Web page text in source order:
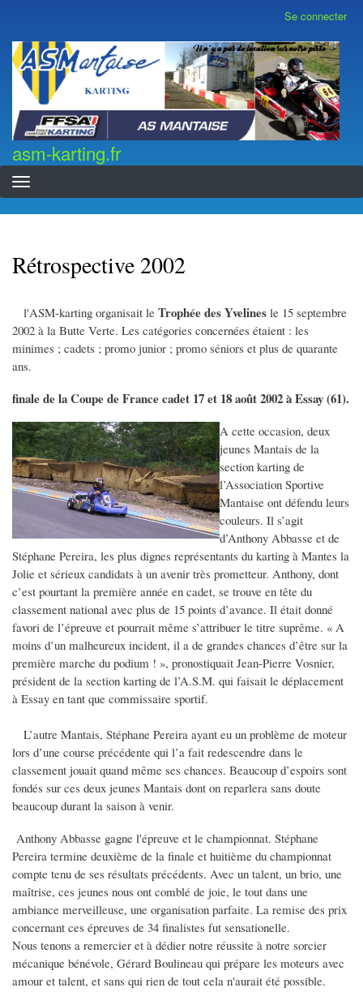
contenu
principal
compte
de
l'utilisateur
Se connecter
asm-karting.fr
asm-karting.fr
Rétrospective 2002
l'ASM-karting organisait le Trophée des Yvelines le 15 septembre
2002 à la Butte Verte. Les catégories concernées étaient : les
minimes ; cadets ; promo junior ; promo séniors et plus de quarante
ans.
finale de la Coupe de France cadet 17 et 18 août 2002 à Essay (61).
A cette occasion, deux
jeunes Mantais de la
section karting de
l’Association Sportive
Mantaise ont défendu leurs
couleurs. Il s’agit
d’Anthony Abbasse et de
Stéphane Pereira, les plus dignes représentants du karting à Mantes la
Jolie et sérieux candidats à un avenir très prometteur. Anthony, dont
c’est pourtant la première année en cadet, se trouve en tête du
classement national avec plus de 15 points d’avance. Il était donné
favori de l’épreuve et pourrait même s’attribuer le titre suprême. « A
moins d’un malheureux incident, il a de grandes chances d’être sur la
première marche du podium ! », pronostiquait Jean-Pierre Vosnier,
président de la section karting de l’A.S.M. qui faisait le déplacement
à Essay en tant que commissaire sportif.
L’autre Mantais, Stéphane Pereira ayant eu un problème de moteur
lors d’une course précédente qui l’a fait redescendre dans le
classement jouait quand même ses chances. Beaucoup d’espoirs sont
fondés sur ces deux jeunes Mantais dont on reparlera sans doute
beaucoup durant la saison à venir.
Anthony Abbasse gagne l'épreuve et le championnat. Stéphane
Pereira termine deuxième de la finale et huitième du championnat
compte tenu de ses résultats précédents. Avec un talent, un brio, une
maîtrise, ces jeunes nous ont comblé de joie, le tout dans une
ambiance merveilleuse, une organisation parfaite. La remise des prix
concernant ces épreuves de 34 finalistes fut sensationelle.
Nous tenons a remercier et à dédier notre réussite à notre sorcier
mécanique bénévole, Gérard Boulineau qui prépare les moteurs avec
amour et talent, et sans qui rien de tout cela n'aurait été possible.